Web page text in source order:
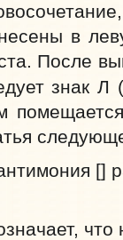
в
После
знак
[]